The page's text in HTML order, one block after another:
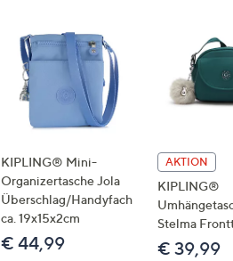
KIPLING® Mini-
Organizertasche Jola
Überschlag/Handyfach
ca. 19x15x2cm
€ 44,99
AKTION
KIPLING®
Stelma
€ 39,99